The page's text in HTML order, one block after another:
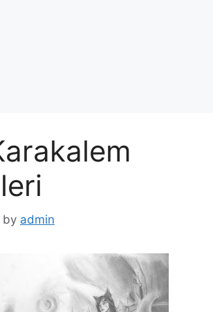
by admin